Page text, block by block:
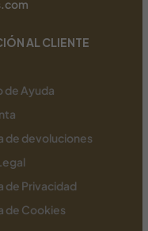
AL CLIENTE
de Ayuda
de devoluciones
de Privacidad
de Cookies